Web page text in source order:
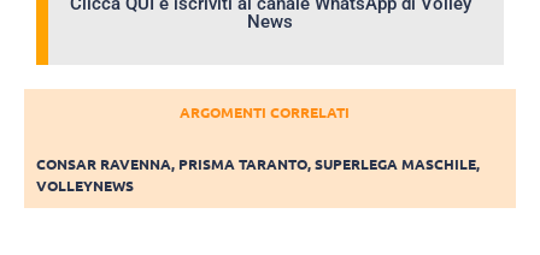
News
ARGOMENTI CORRELATI
CONSAR RAVENNA, PRISMA TARANTO,SUPERLEGA MASCHILE,
VOLLEYNEWS